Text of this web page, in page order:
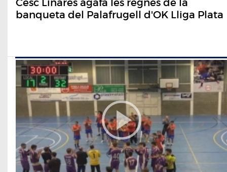
banqueta del Palafrugell d'OK Lliga Plata